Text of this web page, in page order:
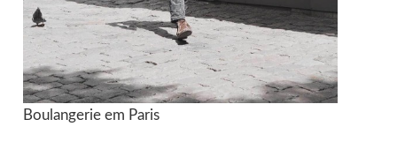
Boulangerie em Paris